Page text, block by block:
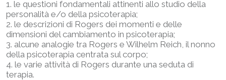
1. le questioni fondamentali attinenti allo studio della
personalità e/o della psicoterapia;
2. le descrizioni di Rogers dei momenti e delle
dimensioni del cambiamento in psicoterapia;
3. alcune analogie tra Rogers e Wilhelm Reich, il nonno
della psicoterapia centrata sul corpo;
4. le varie attività di Rogers durante una seduta di
terapia.